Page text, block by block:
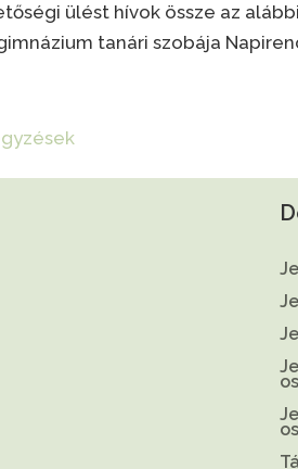
ülést hívok össze az
tanári szobája